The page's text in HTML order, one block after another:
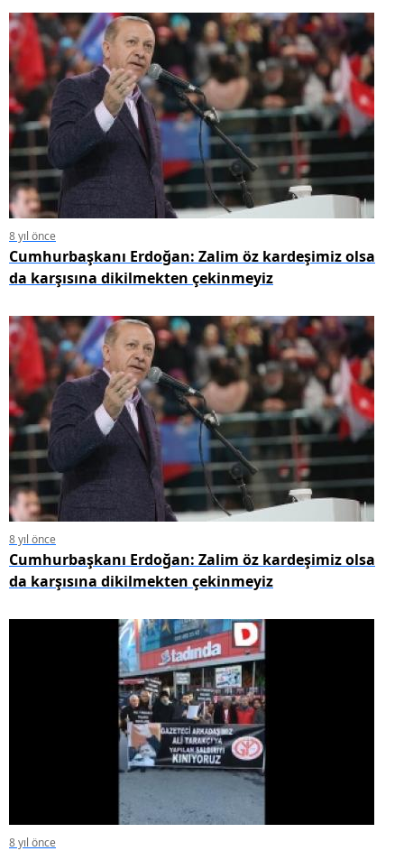
8 yıl önce
Cumhurbaşkanı Erdoğan: Zalim öz kardeşimiz olsa
da karşısına dikilmekten çekinmeyiz
8 yıl önce
Cumhurbaşkanı Erdoğan: Zalim öz kardeşimiz olsa
da karşısına dikilmekten çekinmeyiz
8 yıl önce